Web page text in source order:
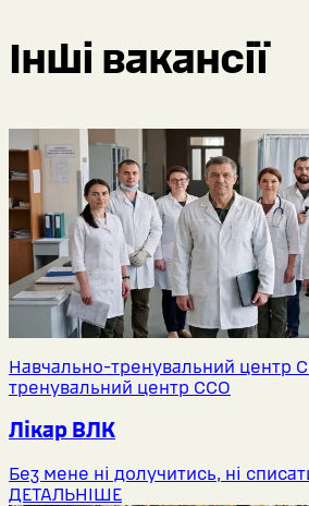
Інші вакансії
Навчально-тренувальний центр
тренувальний центр ССО
Лікар ВЛК
Без мене ні долучитись, ні
ДЕТАЛЬНІШЕ